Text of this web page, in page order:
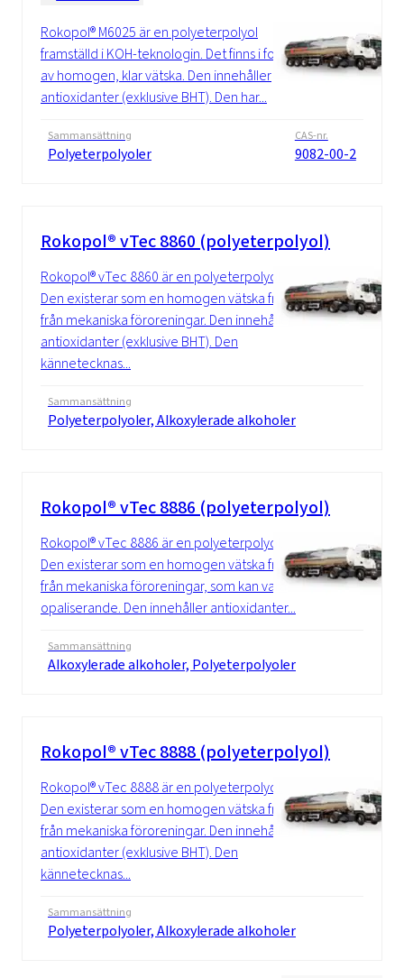
Rokopol® M6025 är en polyeterpolyol
framställd i KOH-teknologin. Det finns i form
av homogen, klar vätska. Den innehåller
antioxidanter (exklusive BHT). Den har...
Sammansättning
Polyeterpolyoler
CAS-nr.
9082-00-2
Rokopol® vTec 8860 (polyeterpolyol)
Rokopol® vTec 8860 är en polyeterpolyol.
Den existerar som en homogen vätska fri
från mekaniska föroreningar. Den innehåller
antioxidanter (exklusive BHT). Den
kännetecknas...
Sammansättning
Polyeterpolyoler, Alkoxylerade alkoholer
Rokopol® vTec 8886 (polyeterpolyol)
Rokopol® vTec 8886 är en polyeterpolyol.
Den existerar som en homogen vätska fri
från mekaniska föroreningar, som kan vara
opaliserande. Den innehåller antioxidanter...
Sammansättning
Alkoxylerade alkoholer, Polyeterpolyoler
Rokopol® vTec 8888 (polyeterpolyol)
Rokopol® vTec 8888 är en polyeterpolyol.
Den existerar som en homogen vätska fri
från mekaniska föroreningar. Den innehåller
antioxidanter (exklusive BHT). Den
kännetecknas...
Sammansättning
Polyeterpolyoler, Alkoxylerade alkoholer